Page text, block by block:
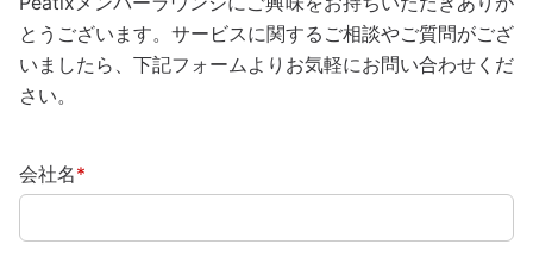
とうございます。サービスに関するご相談やご質問がござ
いましたら、下記フォームよりお気軽にお問い合わせくだ
さい。
会社名*